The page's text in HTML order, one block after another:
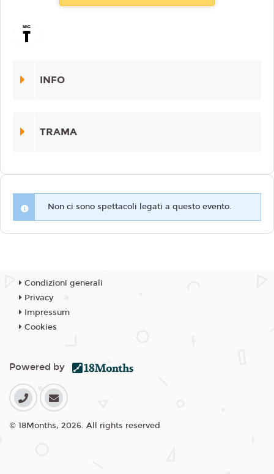
INFO
TRAMA
Non ci sono spettacoli legati a questo evento.
Condizioni generali
Privacy
Impressum
Cookies
Powered by
© 18Months, 2026. All rights reserved